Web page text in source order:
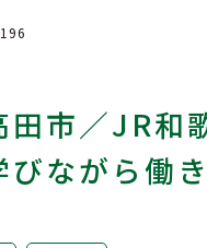
田市／JR
ながら働